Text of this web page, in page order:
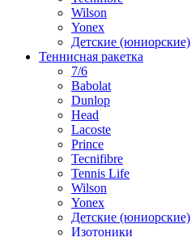
Wilson
Yonex
Детские (юниорские)
Теннисная ракетка
7/6
Babolat
Dunlop
Head
Lacoste
Prince
Tecnifibre
Tennis Life
Wilson
Yonex
Детские (юниорские)
Изотоники